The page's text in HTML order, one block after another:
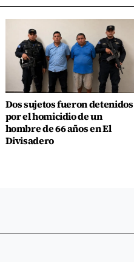
Dos sujetos fueron detenidos
por el homicidio de un
hombre de 66 años en El
Divisadero